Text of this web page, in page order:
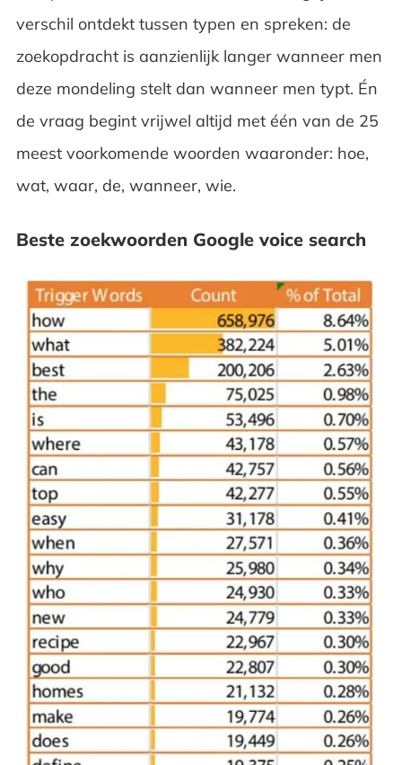
verschil ontdekt tussen typen en spreken: de
zoekopdracht is aanzienlijk langer wanneer men
deze mondeling stelt dan wanneer men typt. Én
de vraag begint vrijwel altijd met één van de 25
meest voorkomende woorden waaronder: hoe,
wat, waar, de, wanneer, wie.
Beste zoekwoorden Google voice search